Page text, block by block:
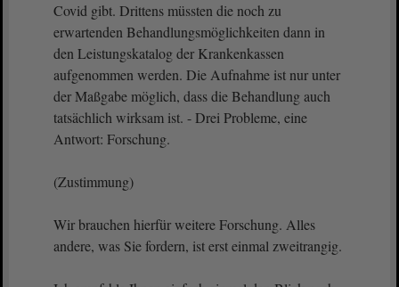
Covid gibt. Drittens müssten die noch zu
erwartenden Behandlungsmöglichkeiten dann in
den Leistungskatalog der Krankenkassen
aufgenommen werden. Die Aufnahme ist nur unter
der Maßgabe möglich, dass die Behandlung auch
tatsächlich wirksam ist. - Drei Probleme, eine
Antwort: Forschung.
(Zustimmung)
Wir brauchen hierfür weitere Forschung. Alles
andere, was Sie fordern, ist erst einmal zweitrangig.